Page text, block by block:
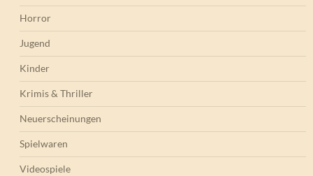
Horror
Jugend
Kinder
Krimis & Thriller
Neuerscheinungen
Spielwaren
Videospiele